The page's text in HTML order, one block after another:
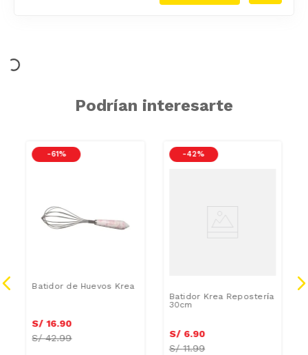
Podrían interesarte
-61 %
Batidor de Huevos Krea
S/ 16.90
S/42.99
-42 %
Batidor Krea Repostería
30cm
S/ 6.90
S/11.99